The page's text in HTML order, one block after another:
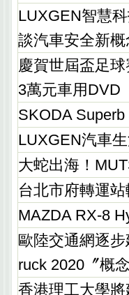
LUXGEN智慧
談汽車安全新概
慶賀世屆盃足
3萬元車用DVD
SKODA
LUXGEN汽車
大蛇出海！
台北市府轉運
MAZDA RX-8
歐陸交通網逐
ruck 2020〞概念
香港理工大學將